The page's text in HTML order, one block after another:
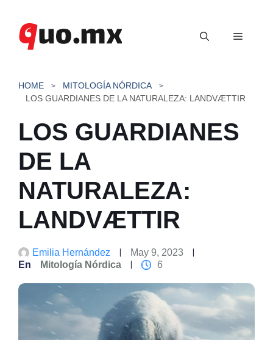
contenido
Menú
HOME
MITOLOGÍA NÓRDICA
LOS GUARDIANES DE LA NATURALEZA: LANDVÆTTIR
LOS GUARDIANES
DE LA
NATURALEZA:
LANDVÆTTIR
Emilia Hernández
May 9, 2023
En
Mitología Nórdica 6